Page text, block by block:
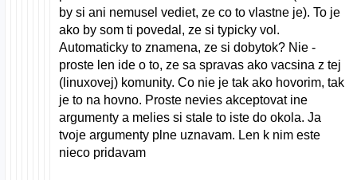
by si ani nemusel vediet, ze co to vlastne je). To je
ako by som ti povedal, ze si typicky vol.
Automaticky to znamena, ze si dobytok? Nie -
proste len ide o to, ze sa spravas ako vacsina z tej
(linuxovej) komunity. Co nie je tak ako hovorim, tak
je to na hovno. Proste nevies akceptovat ine
argumenty a melies si stale to iste do okola. Ja
tvoje argumenty plne uznavam. Len k nim este
nieco pridavam